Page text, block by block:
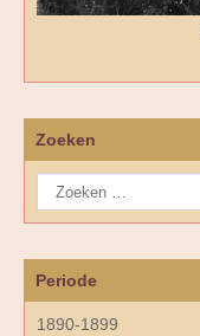
Zoeken
Periode
1890-1899